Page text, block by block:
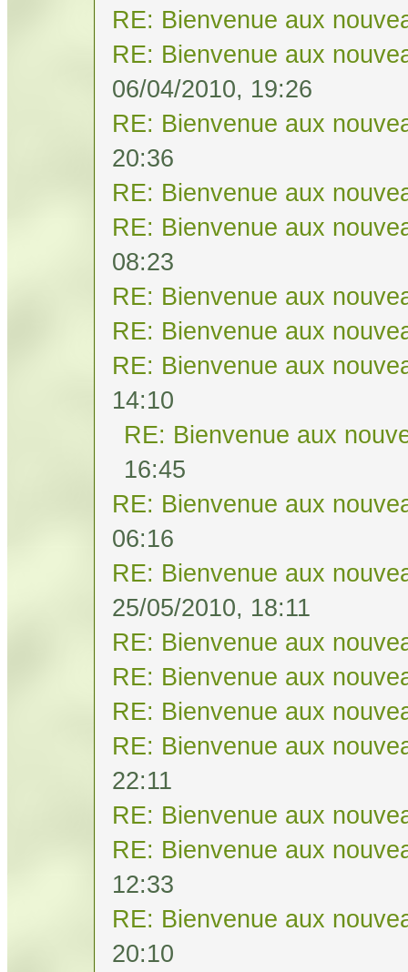
RE: Bienvenue aux
RE: Bienvenue aux
06/04/2010, 19:26
RE: Bienvenue aux
20:36
RE: Bienvenue aux
RE: Bienvenue aux
08:23
RE: Bienvenue aux
RE: Bienvenue aux
RE: Bienvenue aux
14:10
RE: Bienvenue aux
16:45
RE: Bienvenue aux
06:16
RE: Bienvenue aux
25/05/2010, 18:11
RE: Bienvenue aux
RE: Bienvenue aux
RE: Bienvenue aux
RE: Bienvenue aux
22:11
RE: Bienvenue aux
RE: Bienvenue aux
12:33
RE: Bienvenue aux
20:10